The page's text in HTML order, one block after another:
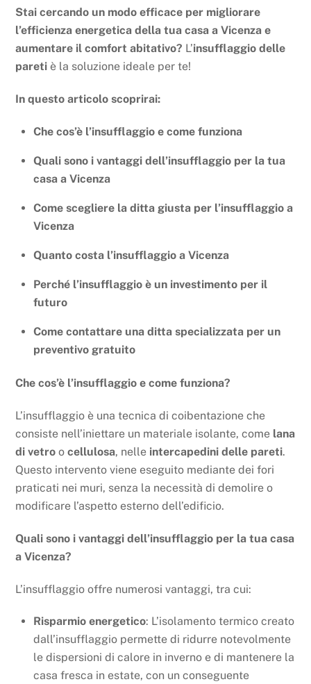
Stai cercando un modo efficace per migliorare
l’efficienza energetica della tua casa a Vicenza e
aumentare il comfort abitativo? L’insufflaggio delle
pareti è la soluzione ideale per te!
In questo articolo scoprirai:
Che cos’è l’insufflaggio e come funziona
Quali sono i vantaggi dell’insufflaggio per la tua
casa a Vicenza
Come scegliere la ditta giusta per l’insufflaggio a
Vicenza
Quanto costa l’insufflaggio a Vicenza
Perché l’insufflaggio è un investimento per il
futuro
Come contattare una ditta specializzata per un
preventivo gratuito
Che cos’è l’insufflaggio e come funziona?
L’insufflaggio è una tecnica di coibentazione che
consiste nell’iniettare un materiale isolante, come lana
di vetro ocellulosa, nelle intercapedini delle pareti.
Questo intervento viene eseguito mediante dei fori
praticati nei muri, senza la necessità di demolire o
modificare l’aspetto esterno dell’edificio.
Quali sono i vantaggi dell’insufflaggio per la tua casa
a Vicenza?
L’insufflaggio offre numerosi vantaggi, tra cui:
Risparmio energetico: L’isolamento termico creato
dall’insufflaggio permette di ridurre notevolmente
le dispersioni di calore in inverno e di mantenere la
casa fresca in estate, con un conseguente